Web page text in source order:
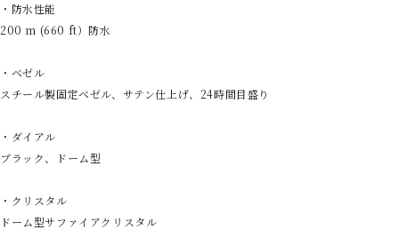
・防水性能
200 m (660 ft）防水
・ベゼル
スチール製固定ベゼル、サテン仕上げ、24時間目盛り
・ダイアル
ブラック、ドーム型
・クリスタル
ドーム型サファイアクリスタル